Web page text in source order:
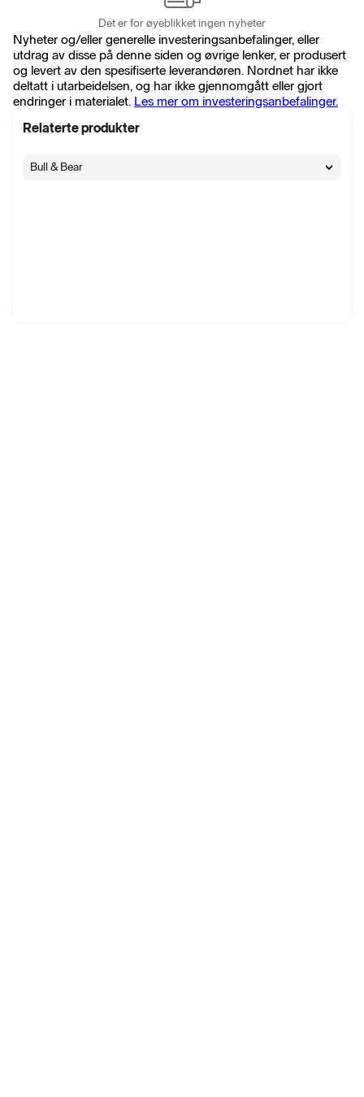
Det er for øyeblikket ingen nyheter
Nyheter og/eller generelle investeringsanbefalinger, eller
utdrag av disse på denne siden og øvrige lenker, er produsert
og levert av den spesifiserte leverandøren. Nordnet har ikke
deltatt i utarbeidelsen, og har ikke gjennomgått eller gjort
endringer i materialet. Les mer om investeringsanbefalinger.
Relaterte produkter
Bull & Bear